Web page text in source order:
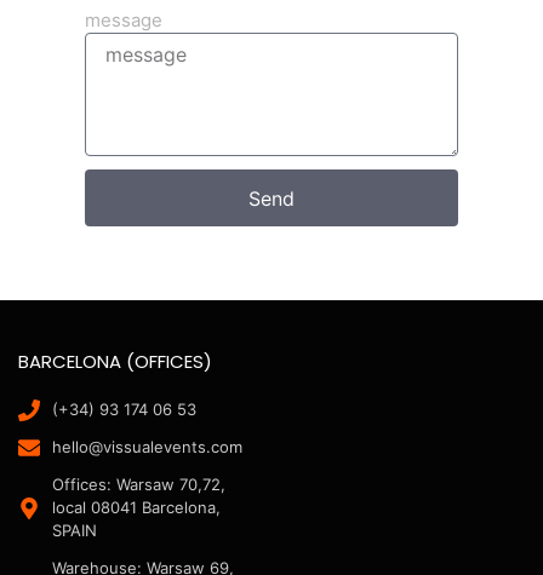
message
Send
BARCELONA (OFFICES)
(+34) 93 174 06 53
hello@vissualevents.com
Offices: Warsaw 70,72,
local 08041 Barcelona,
SPAIN
Warehouse: Warsaw 69,